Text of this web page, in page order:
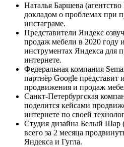
Наталья Баршева
докладом о проблемах при
инстаграме.
Представители Яндекс
продаж мебели в 2020 году
инструментах Яндекса для
интернете.
Федеральная компания
партнёр Google представит
продвижения и продаж
Санкт-Петербургская
поделится кейсами
интернете по своей
Студия дизайна Белый Шар
всего за 2 месяца
Яндекса и Гугла.